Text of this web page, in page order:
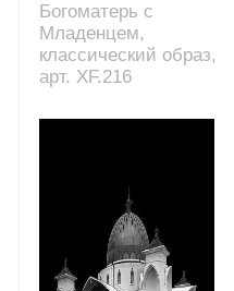
Богоматерь с
Младенцем,
классический образ,
арт. XF.216